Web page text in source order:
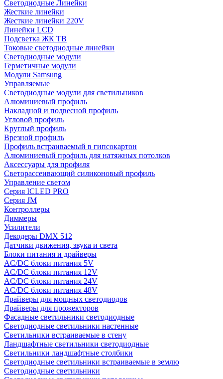
Светодиодные Линейки
Жесткие линейки
Жесткие линейки 220V
Линейки LCD
Подсветка ЖК ТВ
Токовые светодиодные линейки
Светодиодные модули
Герметичные модули
Модули Samsung
Управляемые
Светодиодные модули для светильников
Алюминиевый профиль
Накладной и подвесной профиль
Угловой профиль
Круглый профиль
Врезной профиль
Профиль встраиваемый в гипсокартон
Алюминиевый профиль для натяжных потолков
Аксессуары для профиля
Светорассеивающий силиконовый профиль
Управление светом
Серия ICLED PRO
Серия JM
Контроллеры
Диммеры
Усилители
Декодеры DMX 512
Датчики движения, звука и света
Блоки питания и драйверы
AC/DC блоки питания 5V
AC/DC блоки питания 12V
AC/DC блоки питания 24V
AC/DC блоки питания 48V
Драйверы для мощных светодиодов
Драйверы для прожекторов
Фасадные светильники светодиодные
Светодиодные светильники настенные
Светильники встраиваемые в стену
Ландшафтные светильники светодиодные
Светильники ландшафтные столбики
Светодиодные светильники встраиваемые в землю
Светодиодные светильники